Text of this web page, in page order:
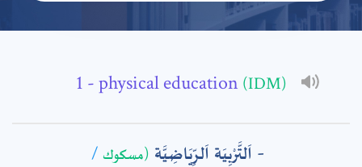
- physical education (IDM)
اَلتَّرْبِيَة اَلرِّيَاضِيَّة (مسكوك /
Full Name: *
Subject: *